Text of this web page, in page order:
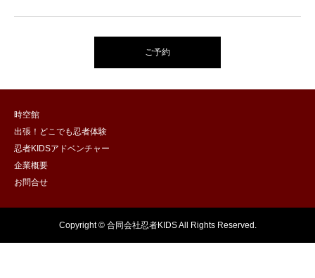
ご予約
時空館
出張！どこでも忍者体験
忍者KIDSアドベンチャー
企業概要
お問合せ
Copyright © 合同会社忍者KIDS All Rights Reserved.